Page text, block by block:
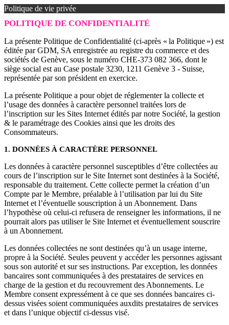
Politique de vie privée
POLITIQUE DE CONFIDENTIALITÉ
La présente Politique de Confidentialité (ci-après « la Politique ») est
éditée par GDM, SA enregistrée au registre du commerce et des
sociétés de Genève, sous le numéro CHE-373 082 366, dont le
siège social est au Case postale 3230, 1211 Genève 3 - Suisse,
représentée par son président en exercice.
La présente Politique a pour objet de réglementer la collecte et
l’usage des données à caractère personnel traitées lors de
l’inscription sur les Sites Internet édités par notre Société, la gestion
& le paramétrage des Cookies ainsi que les droits des
Consommateurs.
1. DONNÉES À CARACTÈRE PERSONNEL
Les données à caractère personnel susceptibles d’être collectées au
cours de l’inscription sur le Site Internet sont destinées à la Société,
responsable du traitement. Cette collecte permet la création d’un
Compte par le Membre, préalable à l’utilisation par lui du Site
Internet et l’éventuelle souscription à un Abonnement. Dans
l’hypothèse où celui-ci refusera de renseigner les informations, il ne
pourrait alors pas utiliser le Site Internet et éventuellement souscrire
à un Abonnement.
Les données collectées ne sont destinées qu’à un usage interne,
propre à la Société. Seules peuvent y accéder les personnes agissant
sous son autorité et sur ses instructions. Par exception, les données
bancaires sont communiquées à des prestataires de services en
charge de la gestion et du recouvrement des Abonnements. Le
Membre consent expressément à ce que ses données bancaires ci-
dessus visées soient communiquées auxdits prestataires de services
et dans l’unique objectif ci-dessus visé.